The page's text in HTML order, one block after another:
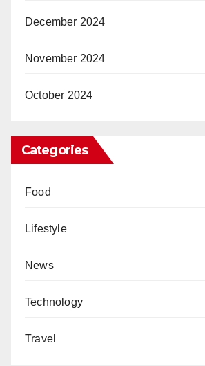
December 2024
November 2024
October 2024
Categories
Food
Lifestyle
News
Technology
Travel